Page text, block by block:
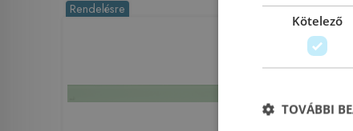
Rendelésre Rendelésre
Kötelező
TOVÁBBI